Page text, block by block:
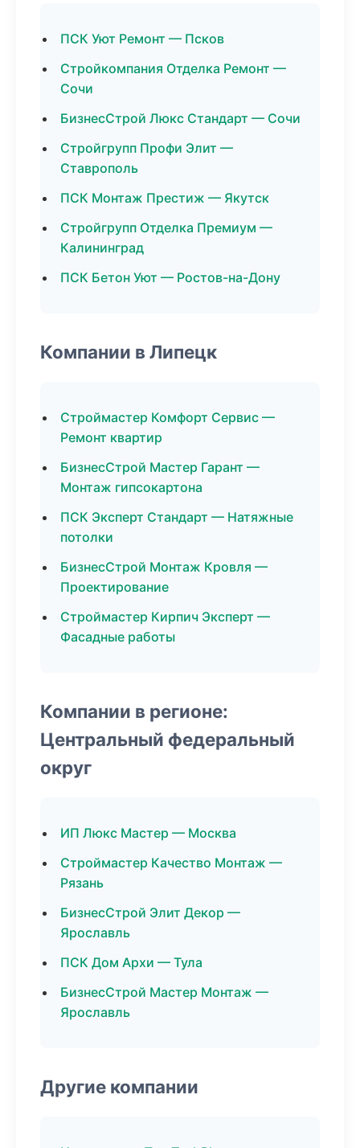
ПСК Уют Ремонт — Псков
Стройкомпания Отделка Ремонт —
Сочи
БизнесСтрой Люкс Стандарт — Сочи
Стройгрупп Профи Элит —
Ставрополь
ПСК Монтаж Престиж — Якутск
Стройгрупп Отделка Премиум —
Калининград
ПСК Бетон Уют — Ростов-на-Дону
Компании в Липецк
Строймастер Комфорт Сервис —
Ремонт квартир
БизнесСтрой Мастер Гарант —
Монтаж гипсокартона
ПСК Эксперт Стандарт — Натяжные
потолки
БизнесСтрой Монтаж Кровля —
Проектирование
Строймастер Кирпич Эксперт —
Фасадные работы
Компании в регионе:
Центральный федеральный
округ
ИП Люкс Мастер — Москва
Строймастер Качество Монтаж —
Рязань
БизнесСтрой Элит Декор —
Ярославль
ПСК Дом Архи — Тула
БизнесСтрой Мастер Монтаж —
Ярославль
Другие компании